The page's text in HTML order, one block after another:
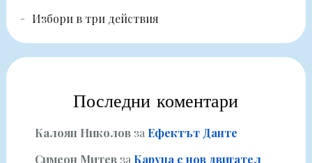
Избори в три действия
Последни коментари
Калоян Николовза Ефектът Данте
Симеон Митевза Каруца с нов двигател